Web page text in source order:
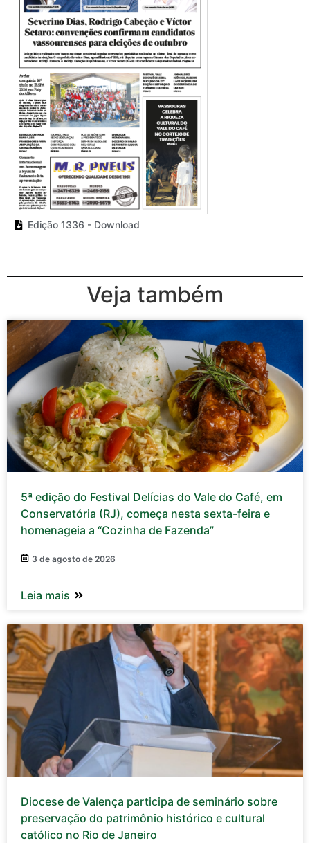
Edição 1336 - Download
Veja também
5ª edição do Festival Delícias do Vale do Café, em
Conservatória (RJ), começa nesta sexta-feira e
homenageia a “Cozinha de Fazenda”
3 de agosto de 2026
Leia mais
Diocese de Valença participa de seminário sobre
preservação do patrimônio histórico e cultural
católico no Rio de Janeiro